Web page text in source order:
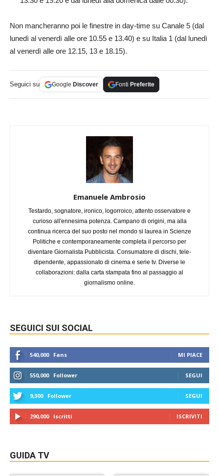
Non mancheranno poi le finestre in day-time su Canale 5 (dal
lunedì al venerdì alle ore 10.55 e 13.40) e su Italia 1 (dal lunedì
al venerdì alle ore 12.15, 13 e 18.15).
Seguici su Google Discover Fonti Preferite
Emanuele Ambrosio
Testardo, sognatore, ironico, logorroico, attento osservatore e
curioso all'ennesima potenza. Campano di origini, ma alla
continua ricerca del suo posto nel mondo si laurea in Scienze
Politiche e contemporaneamente completa il percorso per
diventare Giornalista Pubblicista. Consumatore di dischi, tele-
dipendente, appassionato di cinema e serie tv. Diverse le
collaborazioni: dalla carta stampata fino al passaggio al
giornalismo online.
SEGUICI SUI SOCIAL
540,000 Fans MI PIACE
550,000 Follower SEGUI
9,300 Follower SEGUI
290,000 Iscritti ISCRIVITI
GUIDA TV